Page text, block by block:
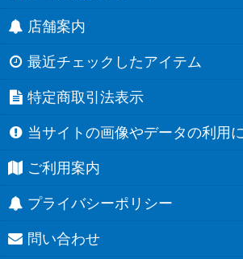
店舗案内
最近チェックしたアイテム
特定商取引法表示
当サイトの画像やデータの利用
ご利用案内
プライバシーポリシー
問い合わせ